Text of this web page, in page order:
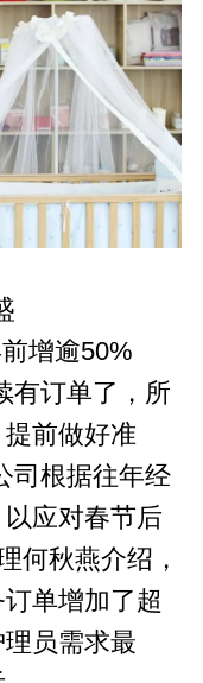
增逾50%
订单了，所
前做好准
司根据往年经
应对春节后
何秋燕介绍，
单增加了超
员需求最